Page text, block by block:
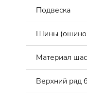
Подвеска
Шины
Материал
Верхний ряд